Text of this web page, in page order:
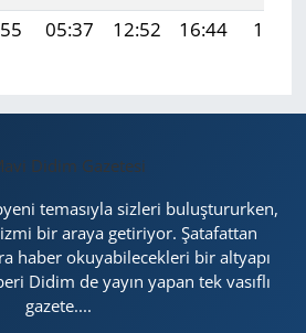
05:37 12:52 16:44 19:57
temasıyla sizleri buluştururken,
bir araya getiriyor. Şatafattan
haber okuyabilecekleri bir altyapı
Didim de yayın yapan tek vasıflı
gazete....